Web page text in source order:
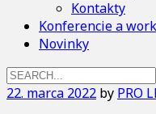
Kontakty
Konferencie a
Novinky
Search
for:
22. marca 2022 by PRO